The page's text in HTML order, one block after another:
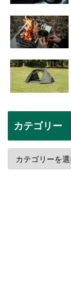
カテゴリー